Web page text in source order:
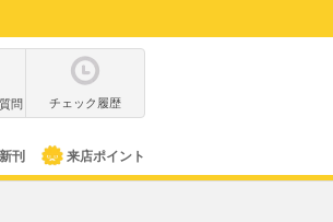
問 チェック履歴
新刊 来店ポイント